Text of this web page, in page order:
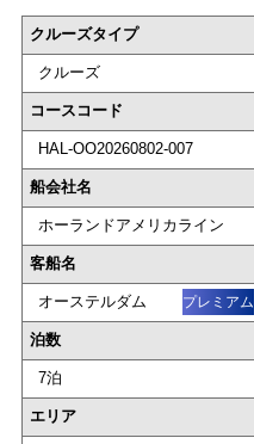
クルーズタイプ
クルーズ
コースコード
HAL-OO20260802-007
船会社名
ホーランドアメリカライン
客船名
オーステルダム プレミアム
泊数
7泊
エリア